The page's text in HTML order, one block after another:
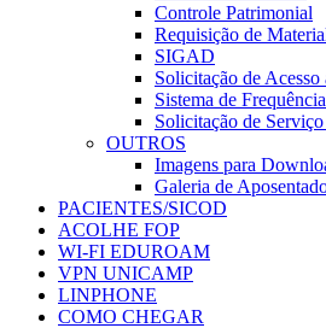
Controle Patrimonial
Requisição de
SIGAD
Solicitação de Acesso
Sistema de
Solicitação de
OUTROS
Imagens para
Galeria de
PACIENTES/SICOD
ACOLHE FOP
WI-FI EDUROAM
VPN UNICAMP
LINPHONE
COMO CHEGAR